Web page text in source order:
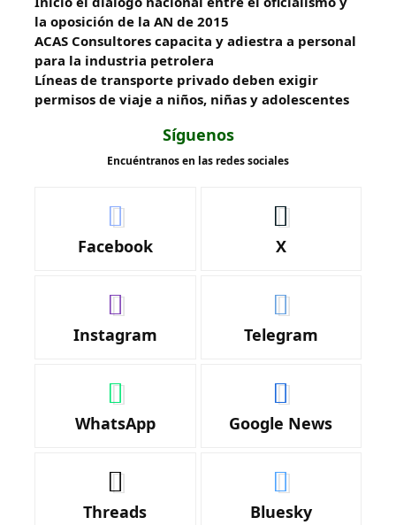
la oposición de la AN de 2015
ACAS Consultores capacita y adiestra a personal
para la industria petrolera
Líneas de transporte privado deben exigir
permisos de viaje a niños, niñas y adolescentes
Síguenos
Encuéntranos en las redes sociales
Facebook X
Instagram Telegram
WhatsApp Google News
Threads Bluesky